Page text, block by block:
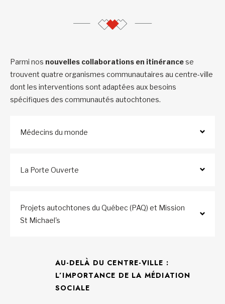
Parmi nos nouvelles collaborations en itinérancese
trouvent quatre organismes communautaires au centre-ville
dont les interventions sont adaptées aux besoins
spécifiques des communautés autochtones.
Médecins du monde
La Porte Ouverte
Projets autochtones du Québec (PAQ) et Mission
St Michael's
AU-DELÀ DU CENTRE-VILLE :
L’IMPORTANCE DE LA MÉDIATION
SOCIALE